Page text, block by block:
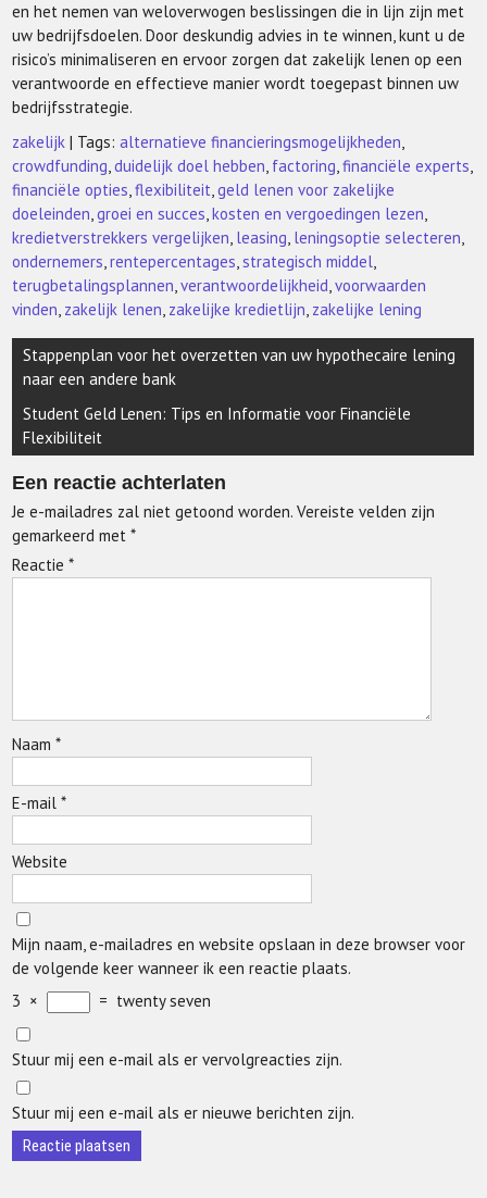
en het nemen van weloverwogen beslissingen die in lijn zijn met
uw bedrijfsdoelen. Door deskundig advies in te winnen, kunt u de
risico’s minimaliseren en ervoor zorgen dat zakelijk lenen op een
verantwoorde en effectieve manier wordt toegepast binnen uw
bedrijfsstrategie.
zakelijk | Tags:alternatieve financieringsmogelijkheden,
crowdfunding,duidelijk doel hebben, factoring,financiële experts,
financiële opties,flexibiliteit,geld lenen voor zakelijke
doeleinden,groei en succes,kosten en vergoedingen lezen,
kredietverstrekkers vergelijken, leasing, leningsoptie selecteren,
ondernemers,rentepercentages,strategisch middel,
terugbetalingsplannen,verantwoordelijkheid,voorwaarden
vinden, zakelijk lenen, zakelijke kredietlijn, zakelijke lening
Berichtnavigatie
Stappenplan voor het overzetten van uw hypothecaire lening
naar een andere bank
Student Geld Lenen: Tips en Informatie voor Financiële
Flexibiliteit
Een reactie achterlaten
Je e-mailadres zal niet getoond worden. Vereiste velden zijn
gemarkeerd met*
Reactie*
Naam*
E-mail*
Website
Mijn naam, e-mailadres en website opslaan in deze browser voor
de volgende keer wanneer ik een reactie plaats.
3 × = twenty seven
Stuur mij een e-mail als er vervolgreacties zijn.
Stuur mij een e-mail als er nieuwe berichten zijn.